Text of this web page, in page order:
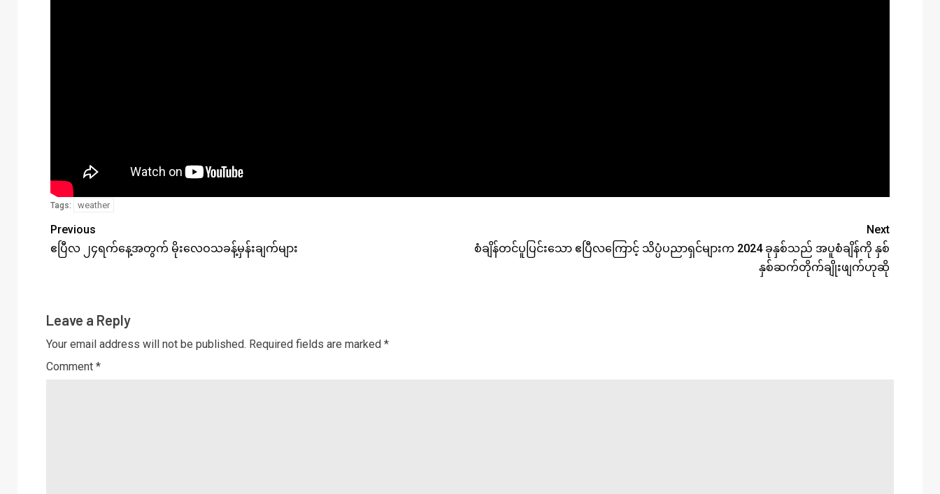
Tags: weather
Previous
ဧပြီလ ၂၄ရက်နေ့အတွက် မိုးလေဝသခန့်မှန်းချက်များ
Next
စံချိန်တင်ပူပြင်းသော ဧပြီလကြောင့် သိပ္ပံပညာရှင်များက 2024 ခုနှစ်သည် အပူစံချိန်ကို နှစ်
နှစ်ဆက်တိုက်ချိုးဖျက်ဟုဆို
Leave a Reply
Your email address will not be published. Required fields are marked *
Comment *